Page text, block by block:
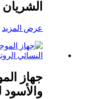
عرض المزيد
جهاز